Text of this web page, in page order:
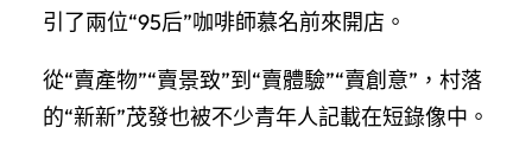
引了兩位“95后”咖啡師慕名前來開店。
從“賣產物”“賣景致”到“賣體驗”“賣創意”，村落
的“新新”茂發也被不少青年人記載在短錄像中。